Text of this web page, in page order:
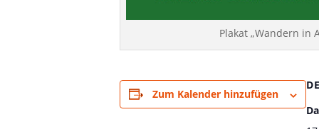
Plakat „Wandern in
Zum Kalender hinzufügen